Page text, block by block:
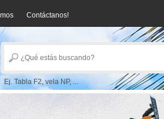
Contáctanos!
Ej. Tabla F2, vela NP, ...